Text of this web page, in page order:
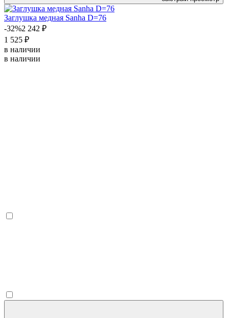
Заглушка медная Sanha D=76
-32%2 242 ₽
1 525 ₽
в наличии
в наличии